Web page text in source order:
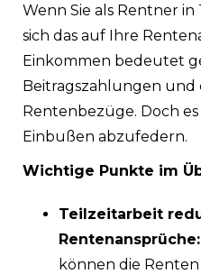
Wenn Sie als Rentner
sich das auf Ihre
Einkommen bedeutet
Beitragszahlungen und
Rentenbezüge. Doch
Einbußen abzufedern.
Wichtige Punkte im
Teilzeitarbeit
Rentenansprüche:
können die